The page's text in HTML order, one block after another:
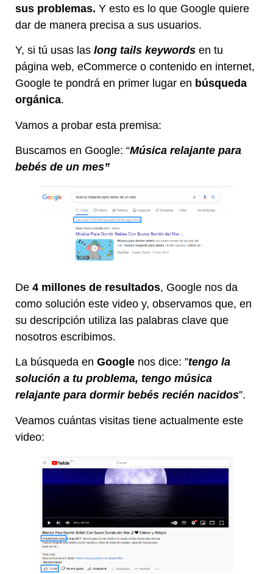
sus problemas. Y esto es lo que Google quiere
dar de manera precisa a sus usuarios.
Y, si tú usas las long tails keywords en tu
página web, eCommerce o contenido en internet,
Google te pondrá en primer lugar en búsqueda
orgánica.
Vamos a probar esta premisa:
Buscamos en Google: “Música relajante para
bebés de un mes”
De 4 millones de resultados, Google nos da
como solución este video y, observamos que, en
su descripción utiliza las palabras clave que
nosotros escribimos.
La búsqueda en Google nos dice: ”tengo la
solución a tu problema, tengo música
relajante para dormir bebés recién nacidos”.
Veamos cuántas visitas tiene actualmente este
video: